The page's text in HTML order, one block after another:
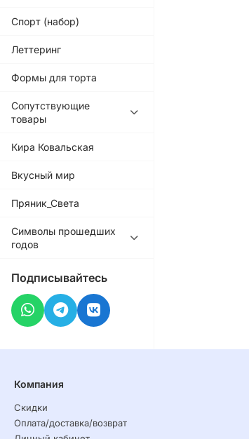
Спорт (набор)
Леттеринг
Формы для торта
Сопутствующие
товары
Кира Ковальская
Вкусный мир
Пряник_Света
Символы прошедших
годов
Подписывайтесь
Компания
Скидки
Оплата/доставка/возврат